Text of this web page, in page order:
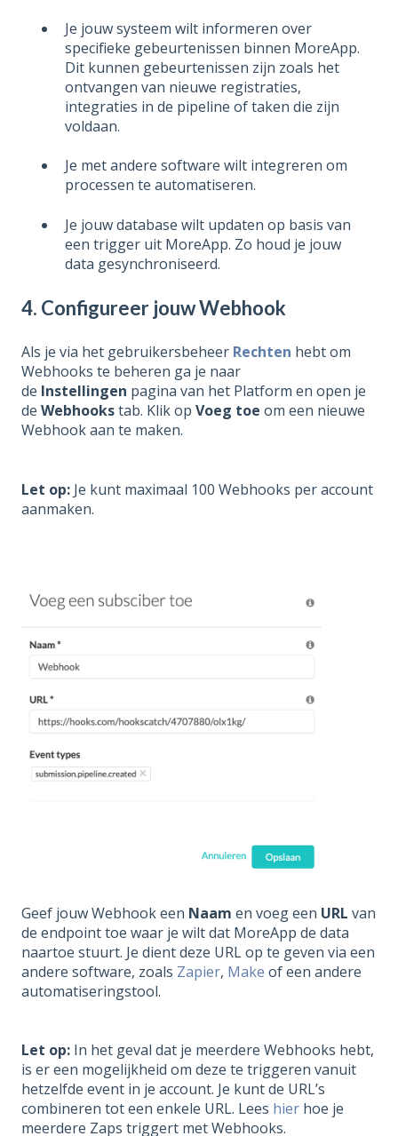
Je jouw systeem wilt informeren over
specifieke gebeurtenissen binnen MoreApp.
Dit kunnen gebeurtenissen zijn zoals het
ontvangen van nieuwe registraties,
integraties in de pipeline of taken die zijn
voldaan.
Je met andere software wilt integreren om
processen te automatiseren.
Je jouwdatabase wilt updaten op basis van
een trigger uit MoreApp. Zo houd je jouw
data gesynchroniseerd.
4. Configureer jouw Webhook
Als je via het gebruikersbeheer Rechten hebt om
Webhooks te beheren ga je naar
de Instellingen pagina van het Platform en open je
de Webhookstab. Klik op Voeg toe om een nieuwe
Webhook aan te maken.
Let op: Je kunt maximaal 100 Webhooks per account
aanmaken.
Geef jouw Webhook een Naam en voeg een URL van
de endpoint toe waar je wilt dat MoreApp de data
naartoe stuurt. Je dient deze URL op te geven via een
andere software, zoals Zapier, Make of een andere
automatiseringstool.
Let op: In het geval dat je meerdere Webhooks hebt,
is er een mogelijkheid om deze te triggeren vanuit
hetzelfde event in je account. Je kunt de URL’s
combineren tot een enkele URL. Lees hier hoe je
meerdere Zaps triggert met Webhooks.